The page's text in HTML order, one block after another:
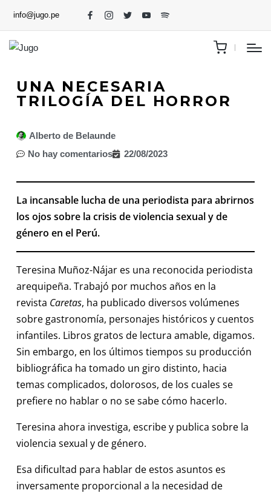
info@jugo.pe
UNA NECESARIA
TRILOGÍA DEL HORROR
Alberto de Belaunde
No hay comentarios
22/08/2023
La incansable lucha de una periodista para abrirnos
los ojos sobre la crisis de violencia sexual y de
género en el Perú.
Teresina Muñoz-Nájar es una reconocida periodista
arequipeña. Trabajó por muchos años en la
revista Caretas, ha publicado diversos volúmenes
sobre gastronomía, personajes históricos y cuentos
infantiles. Libros gratos de lectura amable, digamos.
Sin embargo, en los últimos tiempos su producción
bibliográfica ha tomado un giro distinto, hacia
temas complicados, dolorosos, de los cuales se
prefiere no hablar o no se sabe cómo hacerlo.
Teresina ahora investiga, escribe y publica sobre la
violencia sexual y de género.
Esa dificultad para hablar de estos asuntos es
inversamente proporcional a la necesidad de